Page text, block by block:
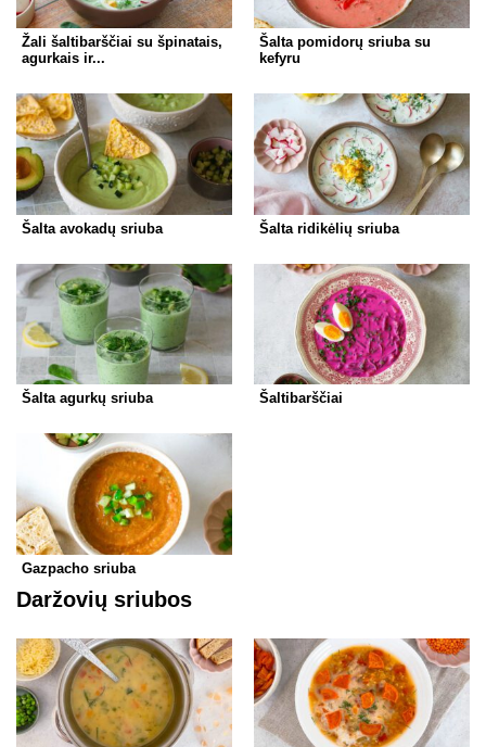
Žali šaltibarščiai su špinatais,
agurkais ir...
Šalta pomidorų sriuba su
kefyru
Šalta avokadų sriuba Šalta ridikėlių sriuba
Šalta agurkų sriuba Šaltibarščiai
Gazpacho sriuba
Daržovių sriubos